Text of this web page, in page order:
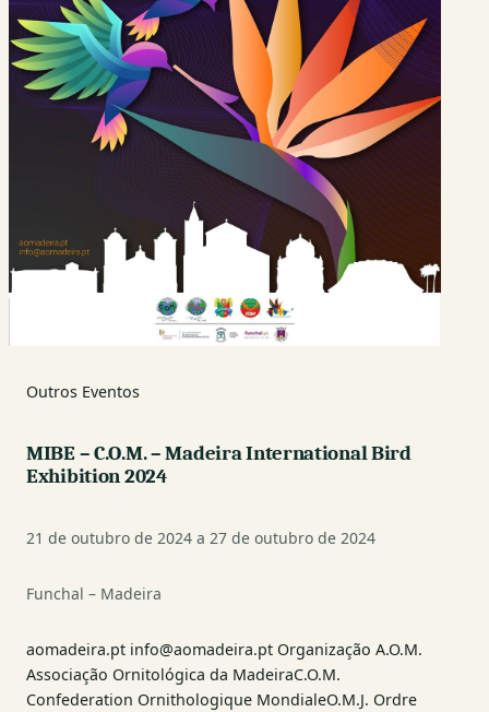
Outros Eventos
MIBE – C.O.M. – Madeira International Bird
Exhibition 2024
21 de outubro de 2024 a 27 de outubro de 2024
Funchal – Madeira
aomadeira.pt info@aomadeira.pt Organização A.O.M.
Associação Ornitológica da MadeiraC.O.M.
Confederation Ornithologique MondialeO.M.J. Ordre